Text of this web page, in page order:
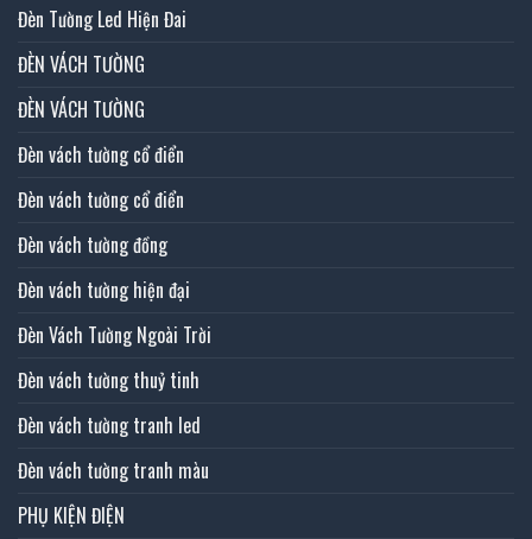
Đèn Tường Led Hiện Đai
ĐÈN VÁCH TƯỜNG
ĐÈN VÁCH TƯỜNG
Đèn vách tường cổ điển
Đèn vách tường cổ điển
Đèn vách tường đồng
Đèn vách tường hiện đại
Đèn Vách Tường Ngoài Trời
Đèn vách tường thuỷ tinh
Đèn vách tường tranh led
Đèn vách tường tranh màu
PHỤ KIỆN ĐIỆN